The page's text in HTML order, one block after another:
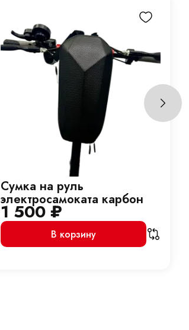
Сумка на руль
электросамоката карбон
1 500₽
В корзину